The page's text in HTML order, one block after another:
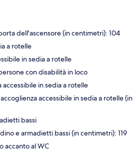
dell'ascensore (in centimetri): 104
a rotelle
in sedia a rotelle
con disabilità in loco
accessibile in sedia a rotelle
accessibile in sedia a rotelle (in
bassi
e armadietti bassi (in centimetri): 119
accanto al WC